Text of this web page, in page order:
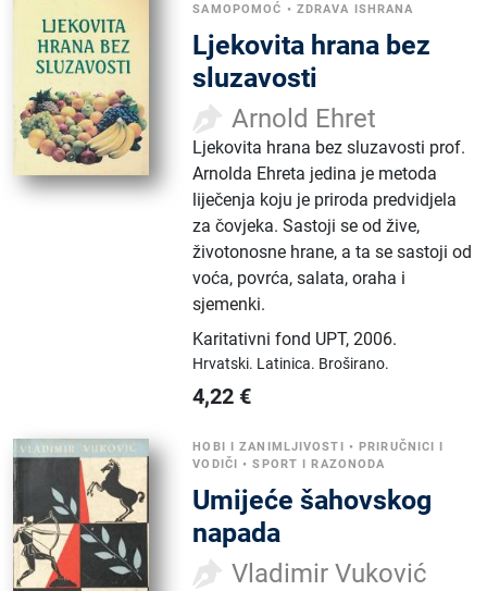
SAMOPOMOĆ • ZDRAVA ISHRANA
Ljekovita hrana bez
sluzavosti
Arnold Ehret
Ljekovita hrana bez sluzavosti prof.
Arnolda Ehreta jedina je metoda
liječenja koju je priroda predvidjela
za čovjeka. Sastoji se od žive,
životonosne hrane, a ta se sastoji od
voća, povrća, salata, oraha i
sjemenki.
Karitativni fond UPT,2006.
Hrvatski. Latinica. Broširano.
4,22 €
HOBI I ZANIMLJIVOSTI • PRIRUČNICI I
VODIČI
•SPORT I RAZONODA
Umijeće šahovskog
napada
Vladimir Vuković